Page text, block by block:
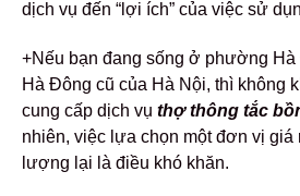
dịch vụ đến “lợi ích” của việc sử
+Nếu bạn đang sống ở phường
Hà Đông cũ của Hà Nội, thì không
cung cấp dịch vụ thợ thông tắc
nhiên, việc lựa chọn một đơn vị giá
lượng lại là điều khó khăn.